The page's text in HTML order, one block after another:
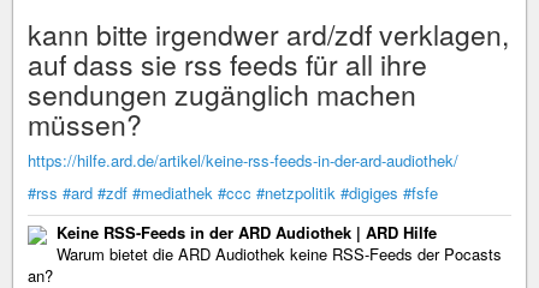
kann bitte irgendwer ard/zdf verklagen,
auf dass sie rss feeds für all ihre
sendungen zugänglich machen
müssen?
https://hilfe.ard.de/artikel/keine-rss-feeds-in-der-ard-audiothek/
#rss #ard #zdf #mediathek #ccc #netzpolitik #digiges #fsfe
Keine RSS-Feeds in der ARD Audiothek | ARD Hilfe
Warum bietet die ARD Audiothek keine RSS-Feeds der Pocasts
an?